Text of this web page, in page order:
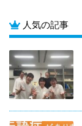
人気の記事